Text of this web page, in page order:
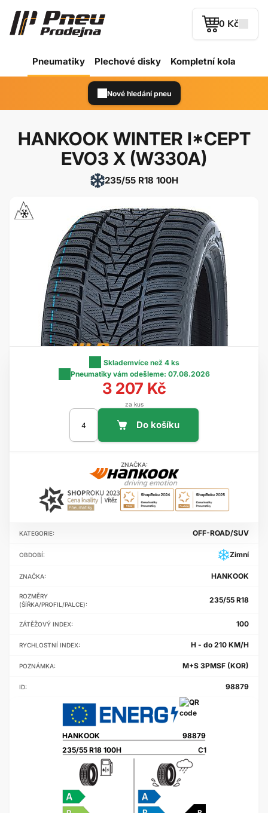
0 Kč
Pneumatiky Plechové disky Kompletní kola
Nové hledání pneu
HANKOOK WINTER I*CEPT
EVO3 X (W330A)
235/55 R18 100H
KATEGORIE: OFF-ROAD/SUV
OBDOBÍ: Zimní
ZNAČKA: HANKOOK
ROZMĚRY
(ŠÍŘKA/PROFIL/PALCE):
235/55 R18
ZÁTĚŽOVÝ INDEX: 100
RYCHLOSTNÍ INDEX: H - do 210 KM/H
POZNÁMKA: M+S 3PMSF (KOR)
ID: 98879
235/55 R18 100H
HANKOOK 98879
C1
Sklademvíce než 4 ks
Pneumatiky vám odešleme: 07.08.2026
3 207 Kč
za kus
ZNAČKA: